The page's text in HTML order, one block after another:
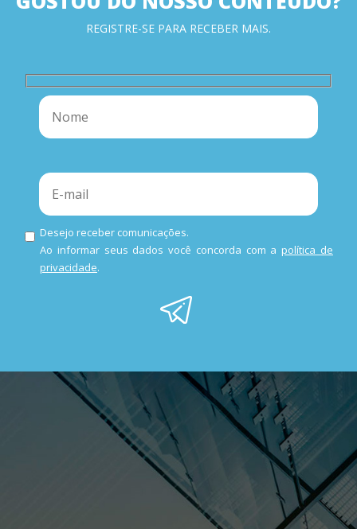
REGISTRE-SE PARA RECEBER MAIS.
Desejo receber comunicações.
Ao informar seus dados você concorda com apolítica de
privacidade.